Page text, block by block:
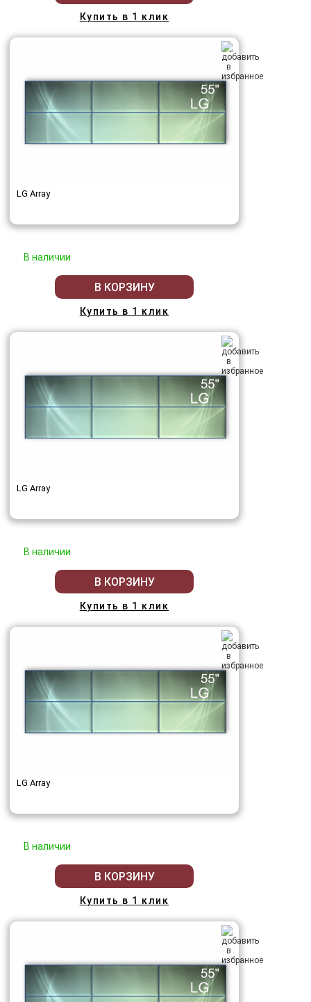
Купить в 1 клик
LG Array
В наличии
В КОРЗИНУ
Купить в 1 клик
LG Array
В наличии
В КОРЗИНУ
Купить в 1 клик
LG Array
В наличии
В КОРЗИНУ
Купить в 1 клик